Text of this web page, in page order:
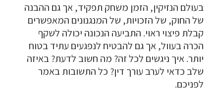
בעולם הנזיקין, הזמן משחק תפקיד, אך גם ההבנה
של החוק, של הזכויות, של המנגנונים המאפשרים
קבלת פיצוי ראוי. התביעה הנכונה יכולה לשקף
הכרה בעוול, אך גם להבטיח לנפגעים עתיד בטוח
יותר. איך ניגשים לכל זה? מה חשוב לדעת? באיזה
שלב כדאי לערב עורך דין? כל התשובות באמר
לפניכם.